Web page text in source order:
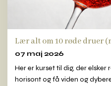
Lær alt om 10 røde druer
07 maj 2026
Her er kurset til dig, der
horisont og få viden og